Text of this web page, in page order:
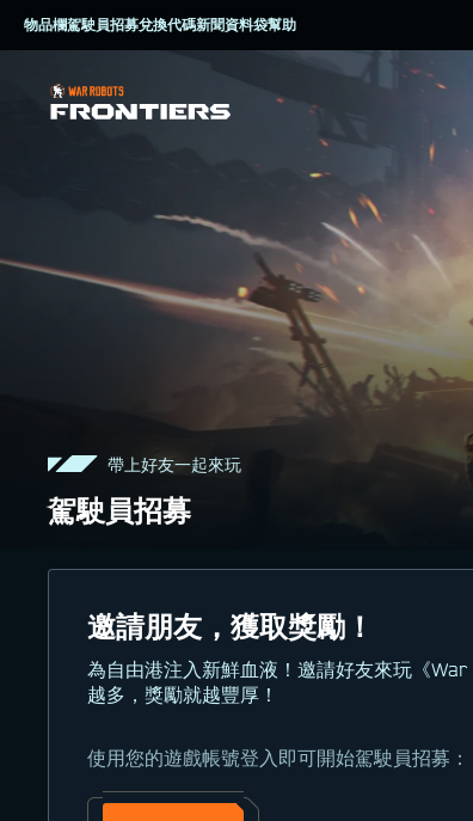
物品欄駕駛員招募兌換代碼新聞資料袋幫助
帶上好友一起來玩
駕駛員招募
邀請朋友，獲取獎勵！
為自由港注入新鮮血液！邀請好友來玩《
越多，獎勵就越豐厚！
使用您的遊戲帳號登入即可開始駕駛員招募：